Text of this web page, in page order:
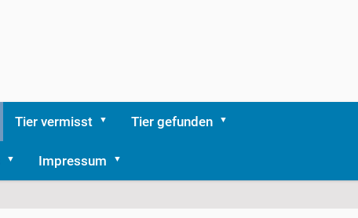
Tier vermisst Tier gefunden
Impressum